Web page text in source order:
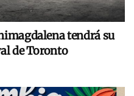
tendrá su
de Toronto